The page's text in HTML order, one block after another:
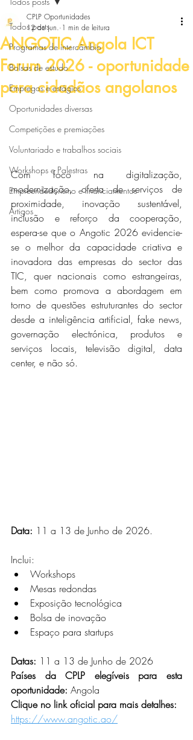
Todos posts
Programas de intercâmbio
Bolsas de estudo
Empregos e estágios
Oportunidades diversas
Competições e premiações
Voluntariado e trabalhos sociais
Workshops e Palestras
Empreendedorismo e financiamentos
Artigos
ANGOTIC Angola ICT
Forum 2026 - oportunidade
para cidadãos angolanos
CPLP Oportunidades
12 de jun. 1 min de leitura
Com foco na digitalização,
modernização, oferta de serviços de
proximidade, inovação sustentável,
inclusão e reforço da cooperação,
espera-se que o Angotic 2026 evidencie-
se o melhor da capacidade criativa e
inovadora das empresas do sector das
TIC, quer nacionais como estrangeiras,
bem como promova a abordagem em
torno de questões estruturantes do sector
desde a inteligência artificial, fake news,
governação electrónica, produtos e
serviços locais, televisão digital, data
center, e não só.
Data: 11 a 13 de Junho de 2026.
Inclui:
Workshops
Mesas redondas
Exposição tecnológica
Bolsa de inovação
Espaço para startups
Datas: 11 a 13 de Junho de 2026
Países da CPLP elegíveis para esta
oportunidade: Angola
Clique no link oficial para mais detalhes:
https://www.angotic.ao/